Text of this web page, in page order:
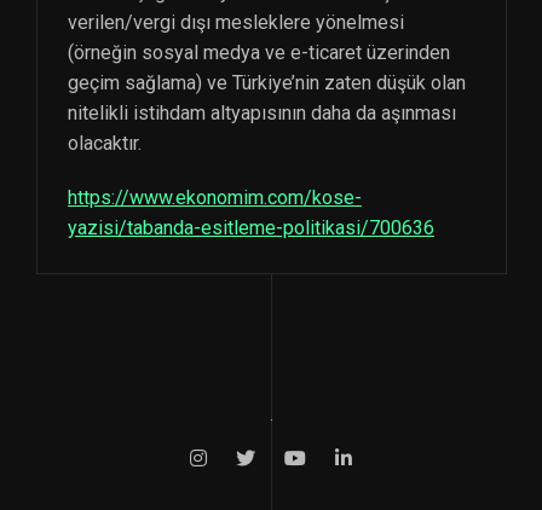
verilen/vergi dışı mesleklere yönelmesi
(örneğin sosyal medya ve e-ticaret üzerinden
geçim sağlama) ve Türkiye’nin zaten düşük olan
nitelikli istihdam altyapısının daha da aşınması
olacaktır.
https://www.ekonomim.com/kose-
yazisi/tabanda-esitleme-politikasi/700636